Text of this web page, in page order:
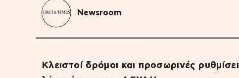
Newsroom
Κλειστοί δρόμοι και προσωρινές